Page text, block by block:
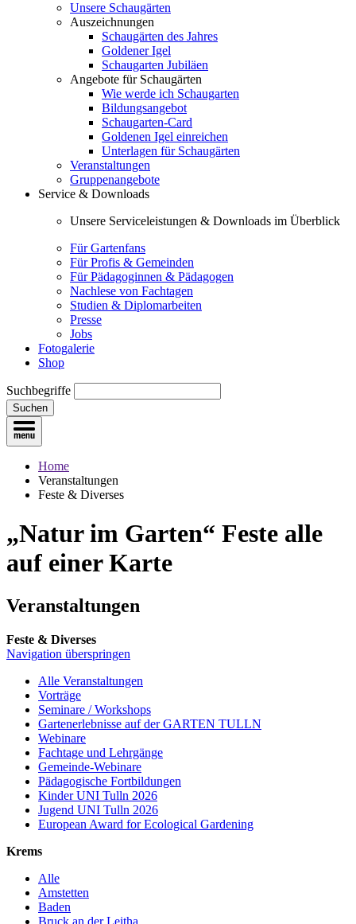
Unsere Schaugärten
Auszeichnungen
Schaugärten des Jahres
Goldener Igel
Schaugarten Jubiläen
Angebote für Schaugärten
Wie werde ich Schaugarten
Bildungsangebot
Schaugarten-Card
Goldenen Igel einreichen
Unterlagen für Schaugärten
Veranstaltungen
Gruppenangebote
Service & Downloads
Unsere Serviceleistungen & Downloads im Überblick
Für Gartenfans
Für Profis & Gemeinden
Für Pädagoginnen & Pädagogen
Nachlese von Fachtagen
Studien & Diplomarbeiten
Presse
Jobs
Fotogalerie
Shop
Suchbegriffe
Suchen
Home
Veranstaltungen
Feste & Diverses
„Natur im Garten“ Feste alle
auf einer Karte
Veranstaltungen
Feste & Diverses
Navigation überspringen
Alle Veranstaltungen
Vorträge
Seminare / Workshops
Gartenerlebnisse auf der GARTEN TULLN
Webinare
Fachtage und Lehrgänge
Gemeinde-Webinare
Pädagogische Fortbildungen
Kinder UNI Tulln 2026
Jugend UNI Tulln 2026
European Award for Ecological Gardening
Krems
Alle
Amstetten
Baden
Bruck an der Leitha